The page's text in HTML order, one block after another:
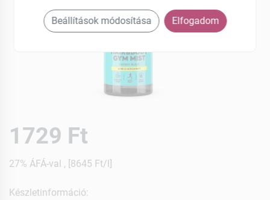
1729 Ft
27% ÁFÁ-val , [8645 Ft/l]
Készletinformáció:
Beállítások módosítása Elfogadom